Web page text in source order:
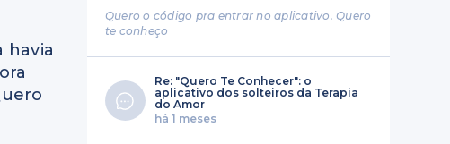
havia
Quero o código pra entrar no aplicativo. Quero
te conheço
Re: "Quero Te Conhecer": o
aplicativo dos solteiros da Terapia
do Amor
há 1 meses